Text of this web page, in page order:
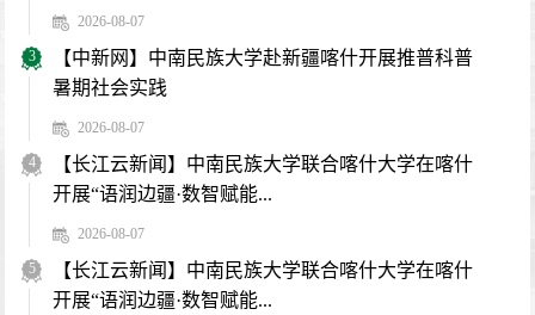
2026-08-07
3
【中新网】中南民族大学赴新疆喀什开展推普科普
暑期社会实践
2026-08-07
4
【长江云新闻】中南民族大学联合喀什大学在喀什
开展“语润边疆·数智赋能...
2026-08-07
5
【长江云新闻】中南民族大学联合喀什大学在喀什
开展“语润边疆·数智赋能...